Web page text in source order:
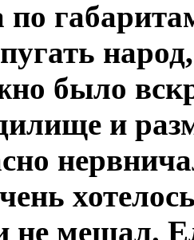
было
и
не мешал.